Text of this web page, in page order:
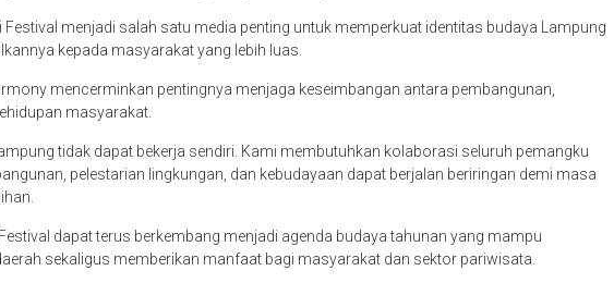
Festival menjadi salah satu media penting untuk memperkuat identitas budaya Lampung
kepada masyarakat yang lebih luas.
mencerminkan pentingnya menjaga keseimbangan antara pembangunan,
masyarakat.
tidak dapat bekerja sendiri. Kami membutuhkan kolaborasi seluruh pemangku
pelestarian lingkungan, dan kebudayaan dapat berjalan beriringan demi masa
dapat terus berkembang menjadi agenda budaya tahunan yang mampu
sekaligus memberikan manfaat bagi masyarakat dan sektor pariwisata.